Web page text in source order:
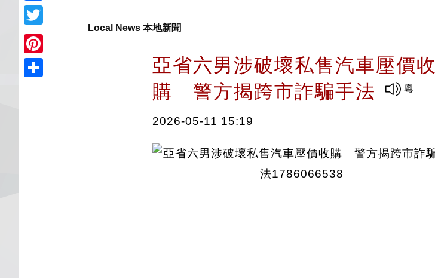
Facebook
Twitter
Pinterest
Local News 本地新聞
亞省六男涉破壞私售汽車壓價收
購 警方揭跨市詐騙手法
2026-05-11 15:19